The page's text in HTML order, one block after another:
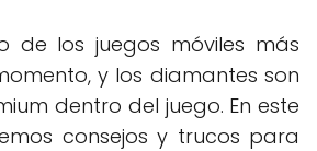
de los juegos móviles más
y los diamantes son
dentro del juego. En este
consejos y trucos para